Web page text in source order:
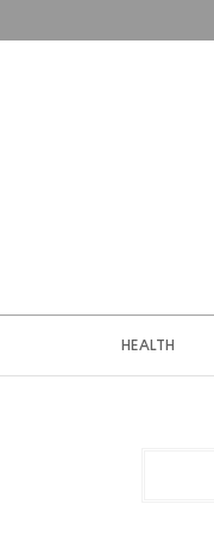
HEALTH